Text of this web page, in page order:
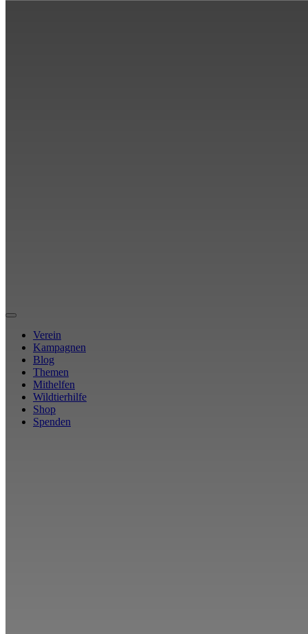
Verein
Kampagnen
Blog
Themen
Mithelfen
Wildtierhilfe
Shop
Spenden